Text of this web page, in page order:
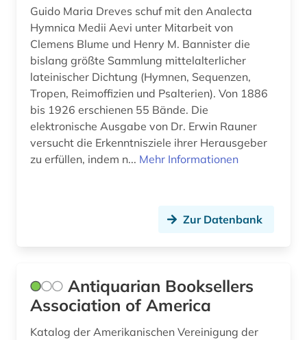
bosnien-herzegowina (1)
branchenbuch (1)
bremen (1)
brief (1)
briefe (1)
briefsammlung (3)
buch (8)
buchdruck (7)
buchdrucker (1)
Tschechische Republik (10)
Tuerkei (2)
USA (4)
Ukraine (2)
Ungarn (2)
Vatikanstadt (3)
Guido Maria Dreves schuf mit den Analecta
Hymnica Medii Aevi unter Mitarbeit von
Clemens Blume und Henry M. Bannister die
bislang größte Sammlung mittelalterlicher
lateinischer Dichtung (Hymnen, Sequenzen,
Tropen, Reimoffizien und Psalterien). Von 1886
bis 1926 erschienen 55 Bände. Die
elektronische Ausgabe von Dr. Erwin Rauner
versucht die Erkenntnisziele ihrer Herausgeber
zu erfüllen, indem n... Mehr Informationen
Zur Datenbank
Antiquarian Booksellers
Association of America
Katalog der Amerikanischen Vereinigung der